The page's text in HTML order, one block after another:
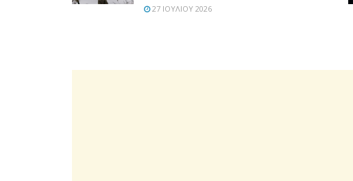
27 ΙΟΥΛΊΟΥ 2026